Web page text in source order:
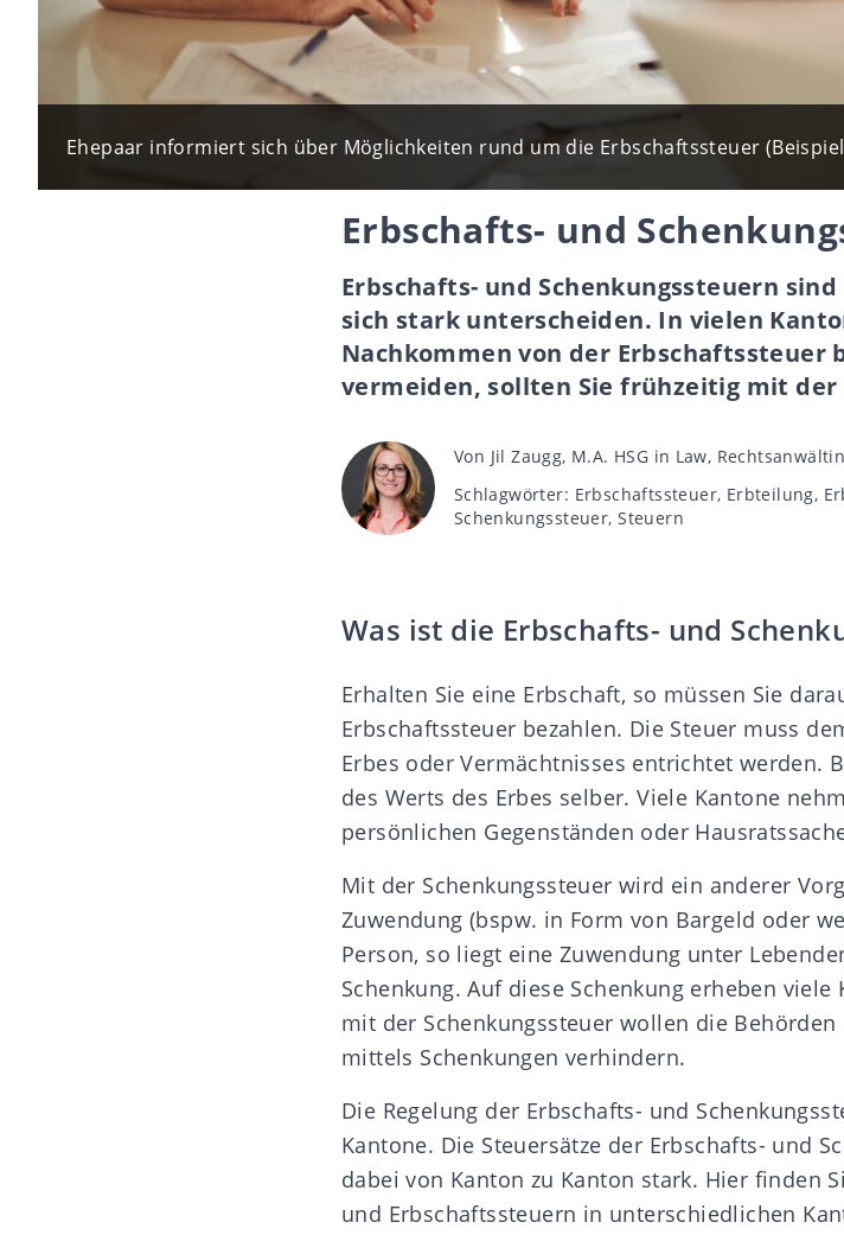
Ehepaar informiert sich über Möglichkeiten rund um die Erbschaftssteuer
Erbschafts- und
Erbschafts- und Schenkungssteuern
sich stark unterscheiden. In vielen
Nachkommen von der Erbschaftssteuer
vermeiden, sollten Sie frühzeitig mit der
Beitragsautor
Von Jil Zaugg, M.A. HSG in Law, Rechtsanwältin
Schlagwörter
Schlagwörter: Erbschaftssteuer, Erbteilung,
Schenkungssteuer,Steuern
Was ist die Erbschafts- und
Erhalten Sie eine Erbschaft, so müssen Sie
Erbschaftssteuer bezahlen. Die Steuer muss
Erbes oder Vermächtnisses entrichtet werden.
des Werts des Erbes selber. Viele Kantone
persönlichen Gegenständen oder
Mit der Schenkungssteuer wird ein anderer
Zuwendung (bspw. in Form von Bargeld oder
Person, so liegt eine Zuwendung unter
Schenkung. Auf diese Schenkung erheben
mit der Schenkungssteuer wollen die
mittels Schenkungen verhindern.
Die Regelung der Erbschafts- und
Kantone. Die Steuersätze der Erbschafts- und
dabei von Kanton zu Kanton stark. Hier finden
und Erbschaftssteuern in unterschiedlichen